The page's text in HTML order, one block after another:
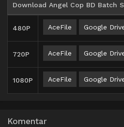
Download Angel Cop BD Batch
480P AceFile Google
720P AceFile Google
1080P AceFile Google
Komentar